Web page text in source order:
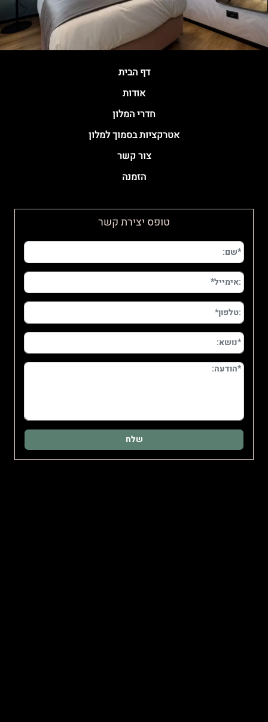
דף הבית
אודות
חדרי המלון
אטרקציות בסמוך למלון
צור קשר
הזמנה
טופס יצירת קשר